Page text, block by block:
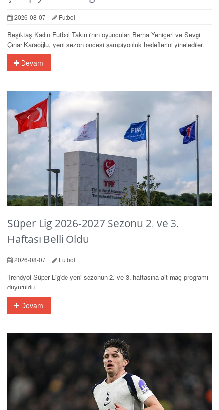
2026-08-07 Futbol
Beşiktaş Kadın Futbol Takımı'nın oyuncuları Berna Yeniçeri ve Sevgi
Çınar Karaoğlu, yeni sezon öncesi şampiyonluk hedeflerini yinelediler.
Devamı
Süper Lig 2026-2027 Sezonu 2. ve 3.
Haftası Belli Oldu
2026-08-07 Futbol
Trendyol Süper Lig'de yeni sezonun 2. ve 3. haftasına ait maç programı
duyuruldu.
Devamı